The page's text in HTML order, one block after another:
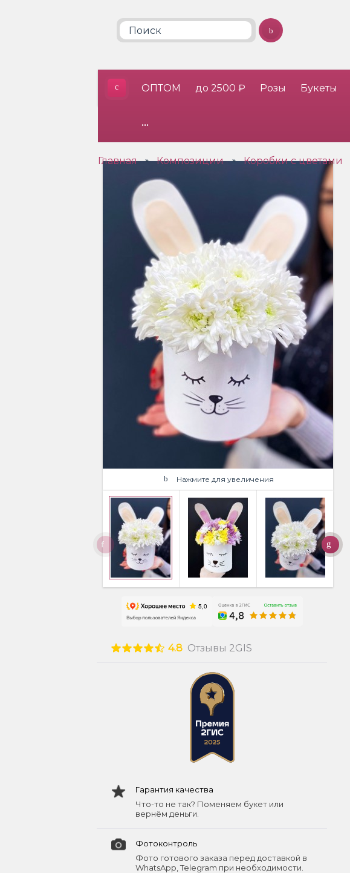
ОПТОМ до 2500 ₽ Розы Букеты
•••
Главная » Композиции » Коробки с цветами
Нажмите для увеличения
4.8 Отзывы 2GIS
Гарантия качества
Что-то не так? Поменяем букет или
вернём деньги.
Фотоконтроль
Фото готового заказа перед доставкой в
WhatsApp, Telegram при необходимости.